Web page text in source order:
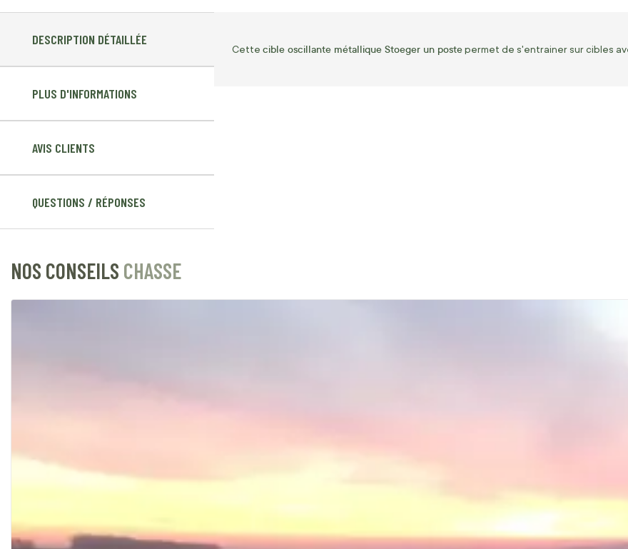
DESCRIPTION DÉTAILLÉE
PLUS D'INFORMATIONS
AVIS CLIENTS
QUESTIONS / RÉPONSES
Cette cible oscillante métallique Stoeger un postepermet de s'entrainer sur cibles
NOS CONSEILS CHASSE